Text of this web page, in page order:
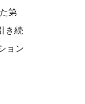
第
き続
ョン